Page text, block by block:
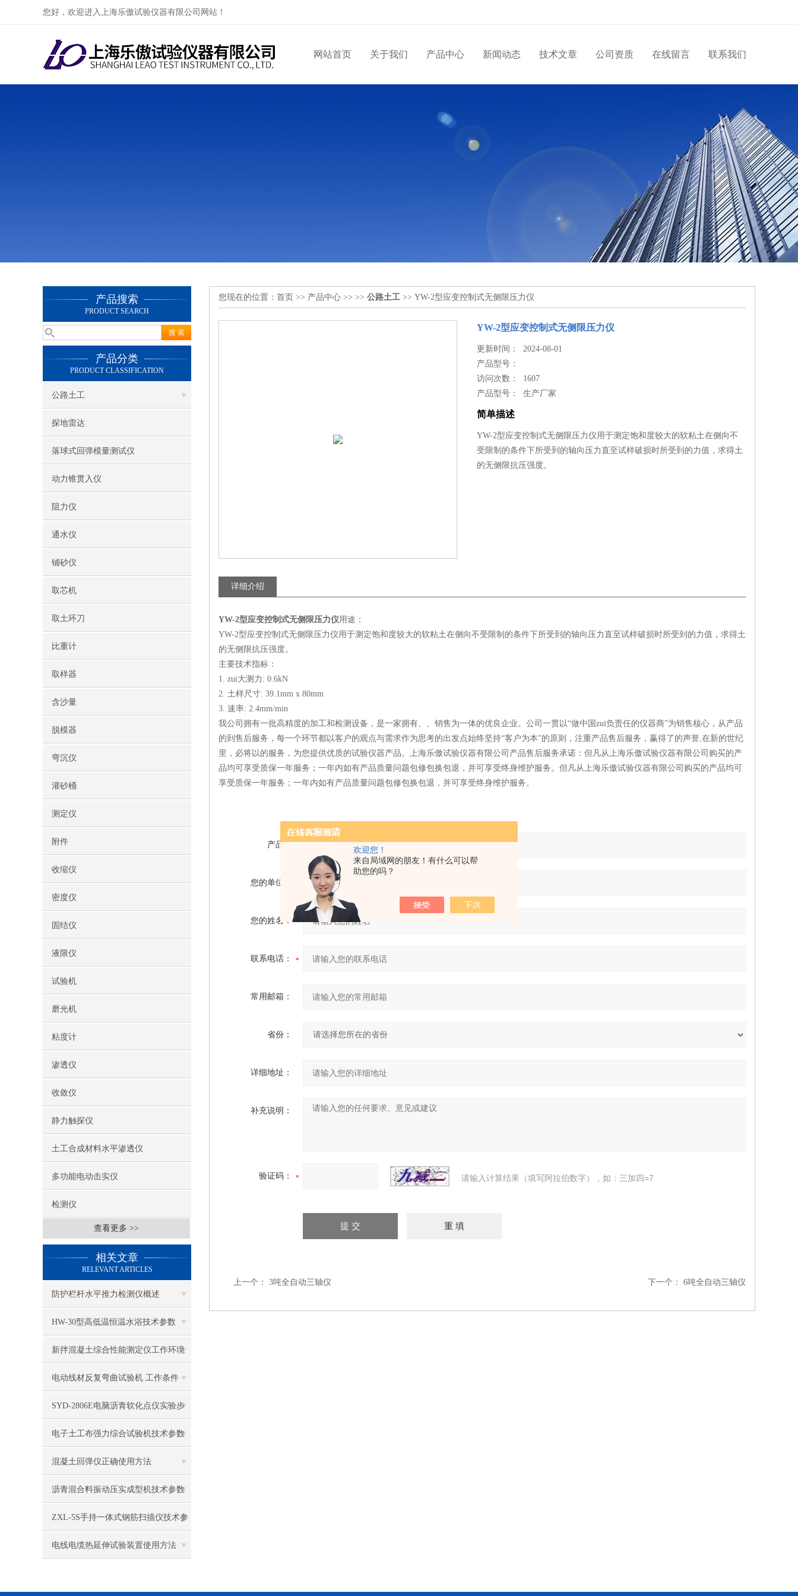
欢迎您！
来自局域网的朋友！有什么可以帮
助您的吗？
您好，欢迎进入上海乐傲试验仪器有限公司网站！
网站首页 关于我们 产品中心 新闻动态 技术文章 公司资质 在线留言 联系我们
产品搜索
PRODUCT SEARCH
产品分类
PRODUCT CLASSIFICATION
公路土工
探地雷达
落球式回弹模量测试仪
动力锥贯入仪
阻力仪
通水仪
铺砂仪
取芯机
取土环刀
比重计
取样器
含沙量
脱模器
弯沉仪
灌砂桶
测定仪
附件
收缩仪
密度仪
固结仪
液限仪
试验机
磨光机
粘度计
渗透仪
收敛仪
静力触探仪
土工合成材料水平渗透仪
多功能电动击实仪
检测仪
查看更多 >>
相关文章
RELEVANT ARTICLES
防护栏杆水平推力检测仪概述
HW-30型高低温恒温水浴技术参数
新拌混凝土综合性能测定仪工作环境
电动线材反复弯曲试验机 工作条件
SYD-2806E电脑沥青软化点仪实验步
骤
电子土工布强力综合试验机技术参数
混凝土回弹仪正确使用方法
沥青混合料振动压实成型机技术参数
ZXL-5S手持一体式钢筋扫描仪技术参
数
电线电缆热延伸试验装置使用方法
您现在的位置： 首页 >> 产品中心 >> >> 公路土工 >> YW-2型应变控制式无侧限压力仪
YW-2型应变控制式无侧限压力仪
更新时间： 2024-08-01
产品型号：
访问次数： 1607
产品型号： 生产厂家
简单描述
YW-2型应变控制式无侧限压力仪用于测定饱和度较大的软粘土在侧向不
受限制的条件下所受到的轴向压力直至试样破损时所受到的力值，求得土
的无侧限抗压强度。
详细介绍
YW-2型应变控制式无侧限压力仪用途：
YW-2型应变控制式无侧限压力仪用于测定饱和度较大的软粘土在侧向不受限制的条件下所受到的轴向压力直至试样破损时所受到的力值，求得土
的无侧限抗压强度。
主要技术指标：
1. zui大测力: 0.6kN
2. 土样尺寸: 39.1mm x 80mm
3. 速率: 2.4mm/min
我公司拥有一批高精度的加工和检测设备，是一家拥有、、销售为一体的优良企业。公司一贯以“做中国zui负责任的仪器商”为销售核心，从产品
的到售后服务，每一个环节都以客户的观点与需求作为思考的出发点始终坚持“客户为本”的原则，注重产品售后服务，赢得了的声誉,在新的世纪
里，必将以的服务，为您提供优质的试验仪器产品。上海乐傲试验仪器有限公司产品售后服务承诺：但凡从上海乐傲试验仪器有限公司购买的产
品均可享受质保一年服务；一年内如有产品质量问题包修包换包退，并可享受终身维护服务。但凡从上海乐傲试验仪器有限公司购买的产品均可
享受质保一年服务；一年内如有产品质量问题包修包换包退，并可享受终身维护服务。
产品：
您的单位：
您的姓名：
联系电话：
常用邮箱：
省份：
详细地址：
补充说明：
验证码： 请输入计算结果（填写阿拉伯数字），如：三加四=7
上一个： 3吨全自动三轴仪 下一个： 6吨全自动三轴仪